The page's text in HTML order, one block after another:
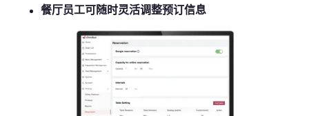
餐厅员工可随时灵活调整预订信息